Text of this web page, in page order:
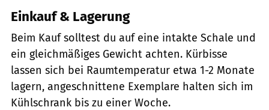
Einkauf & Lagerung
Beim Kauf solltest du auf eine intakte Schale und
ein gleichmäßiges Gewicht achten. Kürbisse
lassen sich bei Raumtemperatur etwa 1-2 Monate
lagern, angeschnittene Exemplare halten sich im
Kühlschrank bis zu einer Woche.